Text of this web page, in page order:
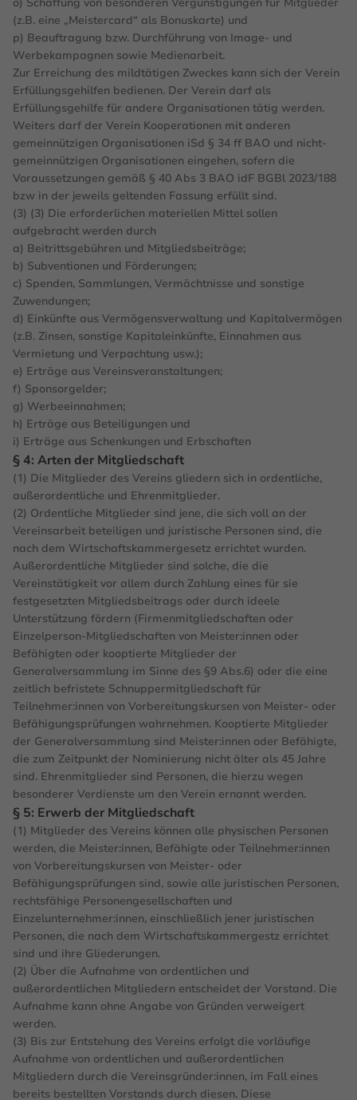
(z.B. eine „Meistercard“ als Bonuskarte) und
p) Beauftragung bzw. Durchführung von Image- und
Werbekampagnen sowie Medienarbeit.
Zur Erreichung des mildtätigen Zweckes kann sich der Verein
Erfüllungsgehilfen bedienen. Der Verein darf als
Erfüllungsgehilfe für andere Organisationen tätig werden.
Weiters darf der Verein Kooperationen mit anderen
gemeinnützigen Organisationen iSd § 34 ff BAO und nicht-
gemeinnützigen Organisationen eingehen, sofern die
Voraussetzungen gemäß § 40 Abs 3 BAO idF BGBl 2023/188
bzw in der jeweils geltenden Fassung erfüllt sind.
(3) (3) Die erforderlichen materiellen Mittel sollen
aufgebracht werden durch
a) Beitrittsgebühren und Mitgliedsbeiträge;
b) Subventionen und Förderungen;
c) Spenden, Sammlungen, Vermächtnisse und sonstige
Zuwendungen;
d) Einkünfte aus Vermögensverwaltung und Kapitalvermögen
(z.B. Zinsen, sonstige Kapitaleinkünfte, Einnahmen aus
Vermietung und Verpachtung usw.);
e) Erträge aus Vereinsveranstaltungen;
f) Sponsorgelder;
g) Werbeeinnahmen;
h) Erträge aus Beteiligungen und
i) Erträge aus Schenkungen und Erbschaften
§ 4: Arten der Mitgliedschaft
(1) Die Mitglieder des Vereins gliedern sich in ordentliche,
außerordentliche und Ehrenmitglieder.
(2) Ordentliche Mitglieder sind jene, die sich voll an der
Vereinsarbeit beteiligen und juristische Personen sind, die
nach dem Wirtschaftskammergesetz errichtet wurden.
Außerordentliche Mitglieder sind solche, die die
Vereinstätigkeit vor allem durch Zahlung eines für sie
festgesetzten Mitgliedsbeitrags oder durch ideele
Unterstützung fördern (Firmenmitgliedschaften oder
Einzelperson-Mitgliedschaften von Meister:innen oder
Befähigten oder kooptierte Mitglieder der
Generalversammlung im Sinne des §9 Abs.6) oder die eine
zeitlich befristete Schnuppermitgliedschaft für
Teilnehmer:innen von Vorbereitungskursen von Meister- oder
Befähigungsprüfungen wahrnehmen. Kooptierte Mitglieder
der Generalversammlung sind Meister:innen oder Befähigte,
die zum Zeitpunkt der Nominierung nicht älter als 45 Jahre
sind. Ehrenmitglieder sind Personen, die hierzu wegen
besonderer Verdienste um den Verein ernannt werden.
§ 5: Erwerb der Mitgliedschaft
(1) Mitglieder des Vereins können alle physischen Personen
werden, die Meister:innen, Befähigte oder Teilnehmer:innen
von Vorbereitungskursen von Meister- oder
Befähigungsprüfungen sind, sowie alle juristischen Personen,
rechtsfähige Personengesellschaften und
Einzelunternehmer:innen, einschließlich jener juristischen
Personen, die nach dem Wirtschaftskammergestz errichtet
sind und ihre Gliederungen.
(2) Über die Aufnahme von ordentlichen und
außerordentlichen Mitgliedern entscheidet der Vorstand. Die
Aufnahme kann ohne Angabe von Gründen verweigert
werden.
(3) Bis zur Entstehung des Vereins erfolgt die vorläufige
Aufnahme von ordentlichen und außerordentlichen
Mitgliedern durch die Vereinsgründer:innen, im Fall eines
bereits bestellten Vorstands durch diesen. Diese